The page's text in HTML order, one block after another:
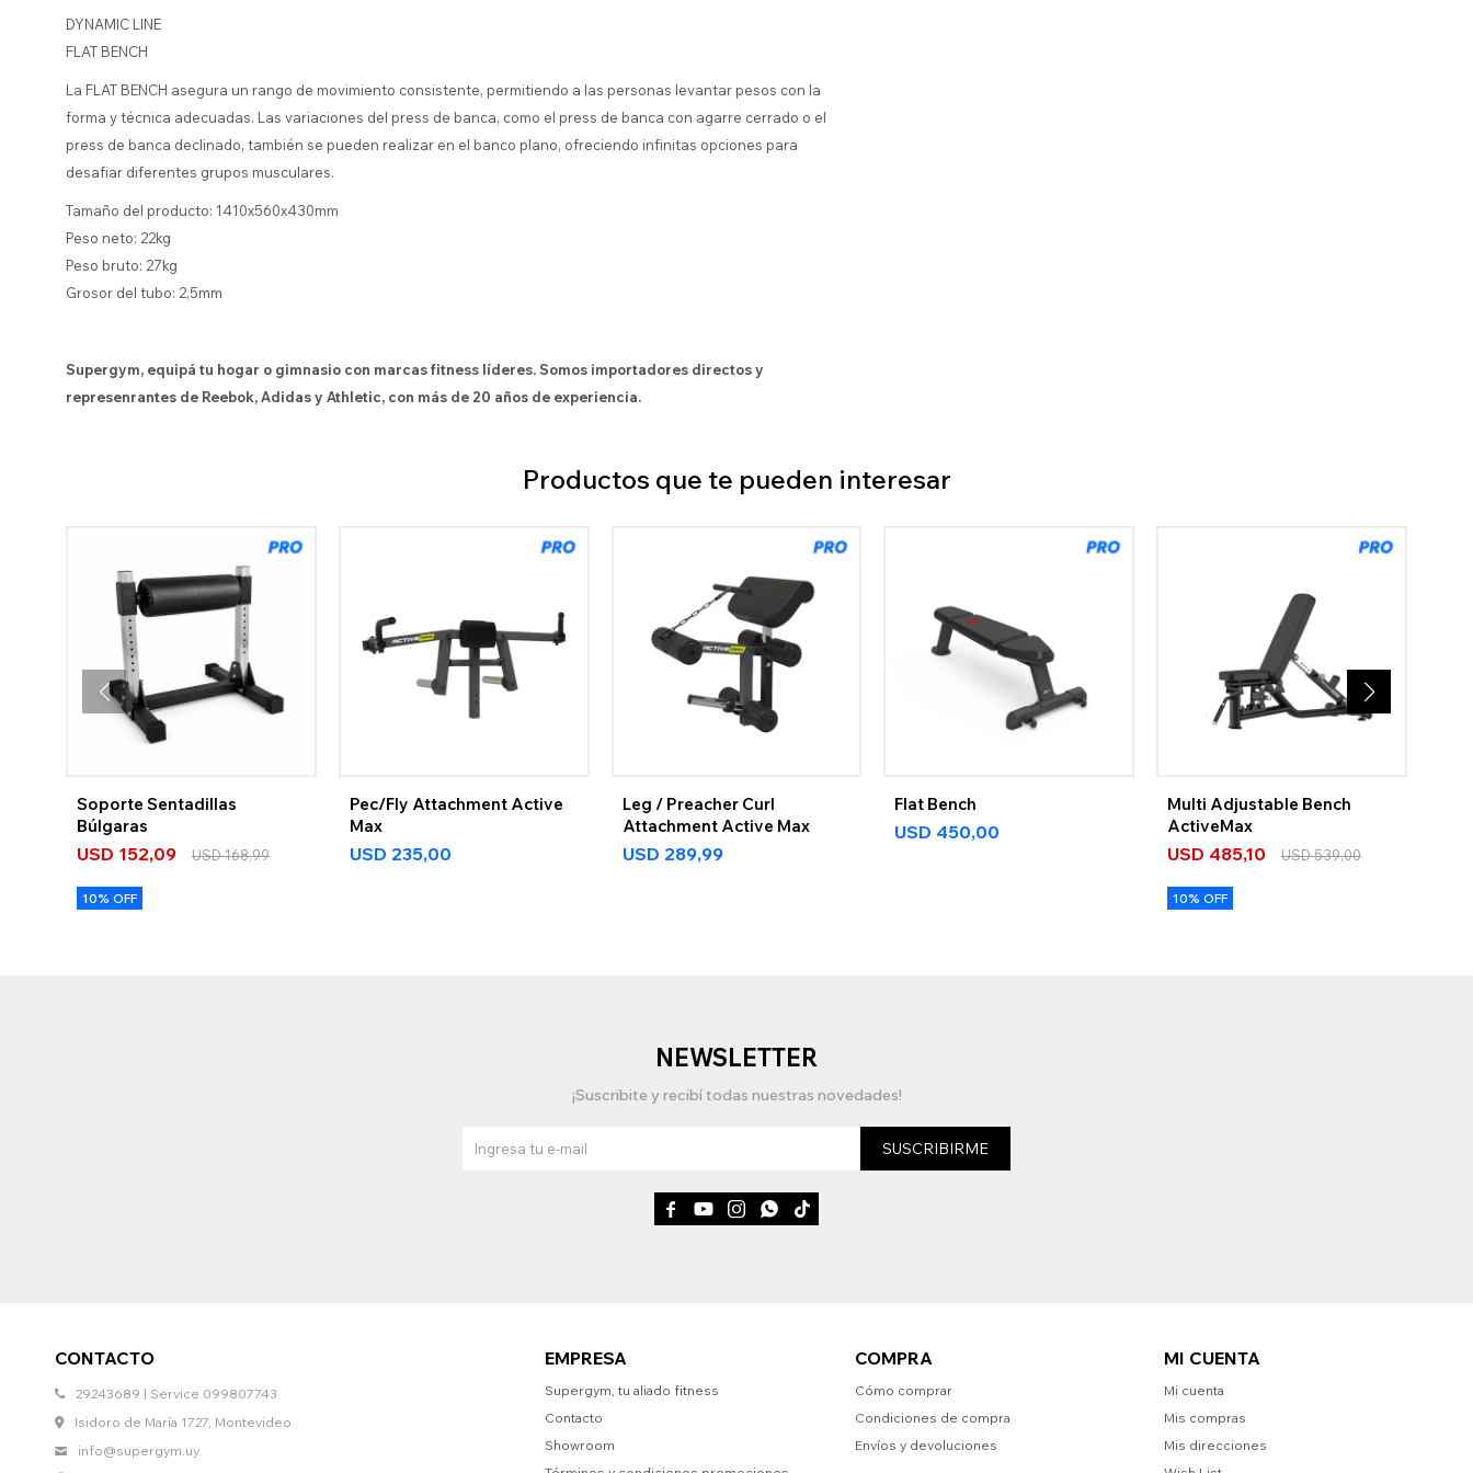
DYNAMIC LINE
FLAT BENCH
La FLAT BENCH asegura un rango de movimiento consistente, permitiendo a las personas levantar pesos con la
forma y técnica adecuadas. Las variaciones del press de banca, como el press de banca con agarre cerrado o el
press de banca declinado, también se pueden realizar en el banco plano, ofreciendo infinitas opciones para
desafiar diferentes grupos musculares.
Tamaño del producto: 1410x560x430mm
Peso neto: 22kg
Peso bruto: 27kg
Grosor del tubo: 2,5mm
Supergym, equipá tu hogar o gimnasio con marcas fitness líderes. Somos importadores directos y
represenrantes de Reebok, Adidas y Athletic, con más de 20 años de experiencia.
Productos que te pueden interesar
Soporte Sentadillas
Búlgaras
USD 152,09 USD168,99
10% OFF
Pec/Fly Attachment Active
Max
USD 235,00
Leg / Preacher Curl
Attachment Active Max
USD 289,99
Flat Bench
USD 450,00
Multi Adjustable Bench
ActiveMax
USD 485,10 USD539,00
10% OFF
CONTACTO
29243689 | Service 099807743
Isidoro de María 1727, Montevideo
info@supergym.uy
EMPRESA
Supergym, tu aliado fitness
Contacto
Showroom
COMPRA
Cómo comprar
Condiciones de compra
Envíos y devoluciones
MI CUENTA
Mi cuenta
Mis compras
Mis direcciones
NEWSLETTER
¡Suscribite y recibí todas nuestras novedades!
SUSCRIBIRME
    